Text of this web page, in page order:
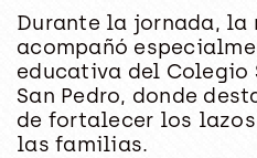
Durante la jornada, la
acompañó
educativa del Colegio
San Pedro, donde
de fortalecer los
las familias.